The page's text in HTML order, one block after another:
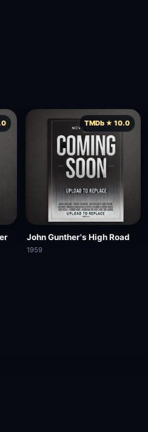
TMDb ★ 10.0
John Gunther's High Road
1959